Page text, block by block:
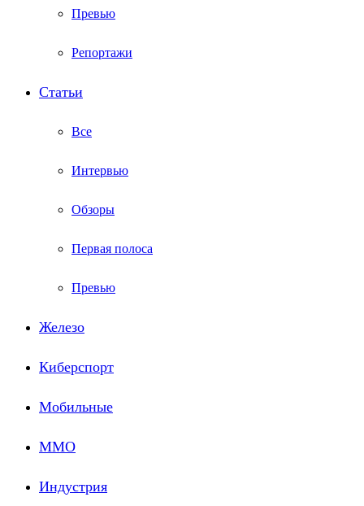
Превью
Репортажи
Статьи
Все
Интервью
Обзоры
Первая полоса
Превью
Железо
Киберспорт
Мобильные
ММО
Индустрия